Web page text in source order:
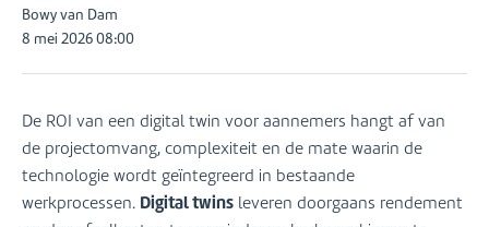
Posted
by:
Bowy van Dam
8 mei 2026 08:00
De ROI van een digital twin voor aannemers hangt af van
de projectomvang, complexiteit en de mate waarin de
technologie wordt geïntegreerd in bestaande
werkprocessen. Digital twins leveren doorgaans rendement